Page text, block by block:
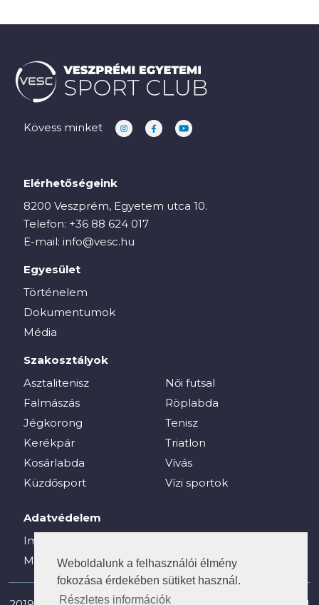
Weboldalunk a felhasználói élmény
fokozása érdekében sütiket használ.
Részletes információk
Kövess minket
Elérhetőségeink
8200 Veszprém, Egyetem utca 10.
Telefon: +36 88 624 017
E-mail: info@vesc.hu
Egyesület
Történelem
Dokumentumok
Média
Szakosztályok
Asztalitenisz
Falmászás
Jégkorong
Kerékpár
Kosárlabda
Küzdősport
Női futsal
Röplabda
Tenisz
Triatlon
Vívás
Vízi sportok
Adatvédelem
Impresszum
Média